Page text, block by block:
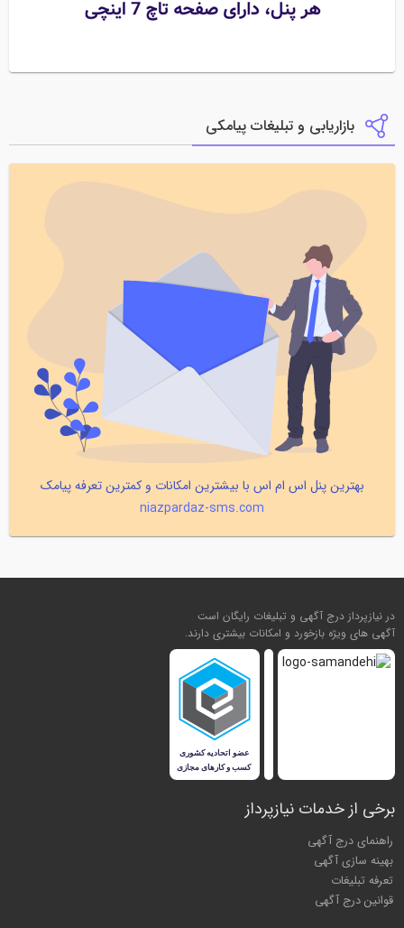
بازاریابی و تبلیغات پیامکی
بهترین پنل اس ام اس با بیشترین امکانات و کمترین تعرفه پیامک
niazpardaz-sms.com
در نیازپرداز درج آگهی و تبلیغات رایگان است
آگهی های ویژه بازخورد و امکانات بیشتری دارند.
برخی از خدمات نیازپرداز
راهنمای درج آگهی
بهینه سازی آگهی
تعرفه تبلیغات
قوانین درج آگهی